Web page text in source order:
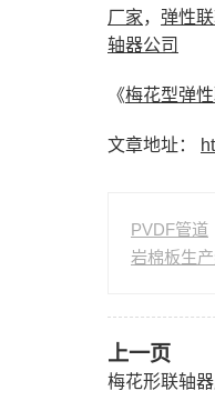
厂家， 弹性
轴器公司
《梅花型弹
文章地址：
PVDF管道
岩棉板生
上一页
梅花形联轴